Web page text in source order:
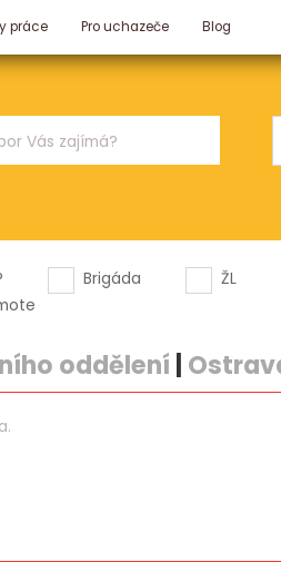
práce Pro uchazeče Blog
Brigáda ŽL
oddělení